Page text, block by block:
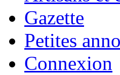
Gazette
Petites
Connexion